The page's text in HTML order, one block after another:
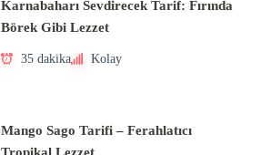
Karnabaharı Sevdirecek Tarif: Fırında
Börek Gibi Lezzet
35 dakika Kolay
Mango Sago Tarifi – Ferahlatıcı
Tropikal Lezzet